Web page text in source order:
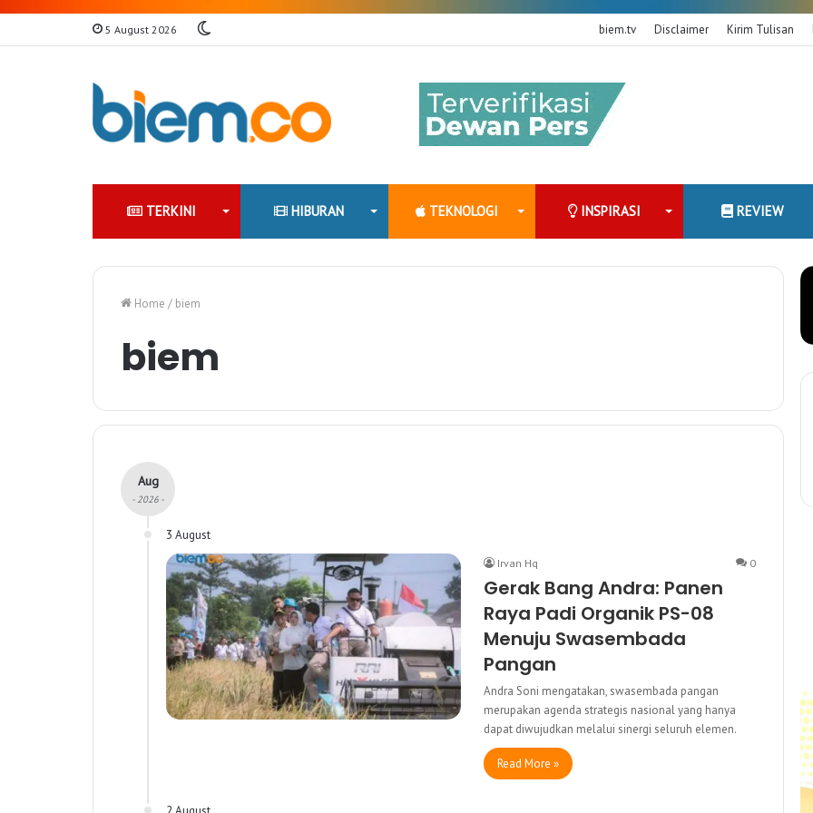
5 August 2026 biem.tv Disclaimer Kirim Tulisan
TERKINI HIBURAN TEKNOLOGI INSPIRASI REVIEW
Home / biem
biem
Aug
- 2026 -
3 August
Irvan Hq 0
Gerak Bang Andra: Panen
Raya Padi Organik PS-08
Menuju Swasembada
Pangan
Andra Soni mengatakan, swasembada pangan
merupakan agenda strategis nasional yang hanya
dapat diwujudkan melalui sinergi seluruh elemen.
Read More »